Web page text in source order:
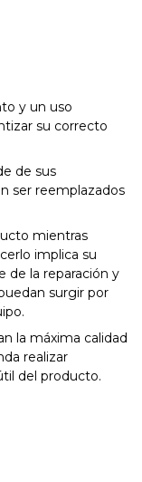
y un uso
su correcto
de sus
ser reemplazados
mientras
implica su
de la reparación y
surgir por
la máxima calidad
realizar
del producto.